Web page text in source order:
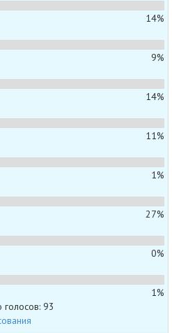
14%
9%
14%
11%
1%
27%
0%
1%
голосов: 93